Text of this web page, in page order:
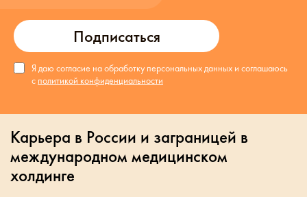
Подписаться
Я даю согласие на обработку персональных данных и соглашаюсь
с политикой конфиденциальности
Карьера в России и заграницей в
международном медицинском
холдинге